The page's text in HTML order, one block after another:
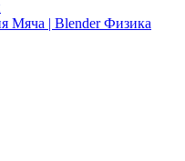
Мяча | Blender Физика